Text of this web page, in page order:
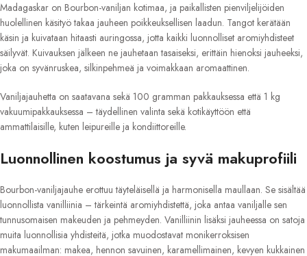
Madagaskar on Bourbon-vaniljan kotimaa, ja paikallisten pienviljelijöiden
huolellinen käsityö takaa jauheen poikkeuksellisen laadun. Tangot kerätään
käsin ja kuivataan hitaasti auringossa, jotta kaikki luonnolliset aromiyhdisteet
säilyvät. Kuivauksen jälkeen ne jauhetaan tasaiseksi, erittäin hienoksi jauheeksi,
joka on syvänruskea, silkinpehmeä ja voimakkaan aromaattinen.
Vaniljajauhetta on saatavana sekä 100 gramman pakkauksessa että 1 kg
vakuumipakkauksessa – täydellinen valinta sekä kotikäyttöön että
ammattilaisille, kuten leipureille ja kondiittoreille.
Luonnollinen koostumus ja syvä makuprofiili
Bourbon-vaniljajauhe erottuu täyteläisellä ja harmonisella maullaan. Se sisältää
luonnollista vanilliinia – tärkeintä aromiyhdistettä, joka antaa vaniljalle sen
tunnusomaisen makeuden ja pehmeyden. Vanilliinin lisäksi jauheessa on satoja
muita luonnollisia yhdisteitä, jotka muodostavat monikerroksisen
makumaailman: makea, hennon savuinen, karamellimainen, kevyen kukkainen